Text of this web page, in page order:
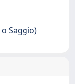
Saggio)